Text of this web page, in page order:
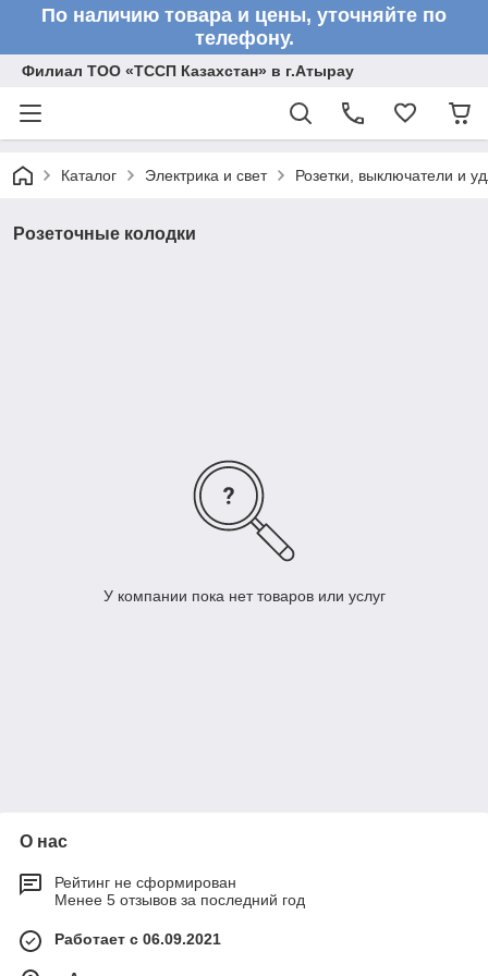
По наличию товара и цены, уточняйте по
телефону.
Филиал ТОО «ТССП Казахстан» в г.Атырау
Каталог Электрика и свет Розетки, выключатели и
Розеточные колодки
У компании пока нет товаров или услуг
О нас
Рейтинг не сформирован
Менее 5 отзывов за последний год
Работает с 06.09.2021